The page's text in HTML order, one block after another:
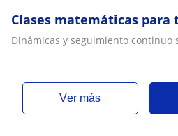
Clases matemáticas para
Dinámicas y seguimiento continuo
ver más